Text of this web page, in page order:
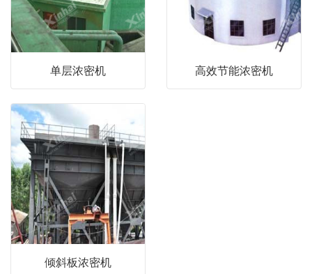
单层浓密机 高效节能浓密机
倾斜板浓密机